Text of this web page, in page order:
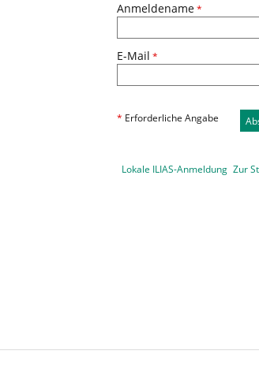
Anmeldename *
E-Mail *
* Erforderliche Angabe
Lokale ILIAS-Anmeldung Zur